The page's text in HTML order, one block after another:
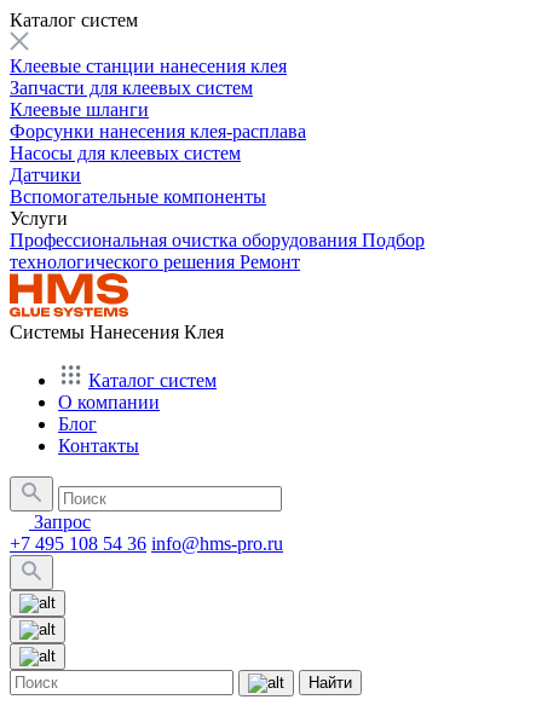
Каталог систем
Клеевые станции нанесения клея
Запчасти для клеевых систем
Клеевые шланги
Форсунки нанесения клея-расплава
Насосы для клеевых систем
Датчики
Вспомогательные компоненты
Услуги
Профессиональная очистка оборудования Подбор
технологического решения Ремонт
Системы Нанесения Клея
Каталог систем
О компании
Блог
Контакты
Запрос
+7 495 108 54 36 info@hms-pro.ru
Найти